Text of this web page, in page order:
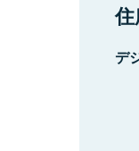
デ